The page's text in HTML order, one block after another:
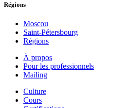
Régions
Moscou
Saint-Pétersbourg
Régions
À propos
Pour les professionnels
Mailing
Culture
Cours